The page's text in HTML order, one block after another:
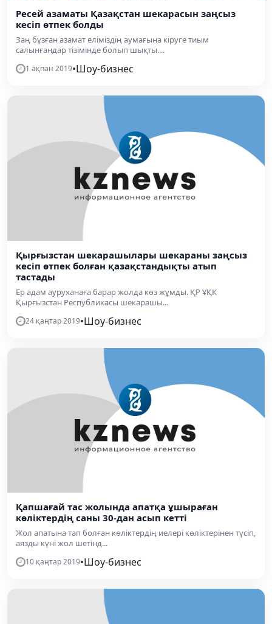
Ресей азаматы Қазақстан шекарасын заңсыз
кесіп өтпек болды
Заң бұзған азамат еліміздің аумағына кіруге тиым
салынғандар тізімінде болып шықты....
1 ақпан 2019•Шоу-бизнес
Қырғызстан шекарашылары шекараны заңсыз
кесіп өтпек болған қазақстандықты атып
тастады
Ер адам ауруханаға барар жолда көз жұмды. ҚР ҰҚК
Қырғызстан Республикасы шекарашы...
24 қаңтар 2019•Шоу-бизнес
Қапшағай тас жолында апатқа ұшыраған
көліктердің саны 30-дан асып кетті
Жол апатына тап болған көліктердің иелері көліктерінен түсіп,
аязды күні жол шетінд...
10 қаңтар 2019•Шоу-бизнес